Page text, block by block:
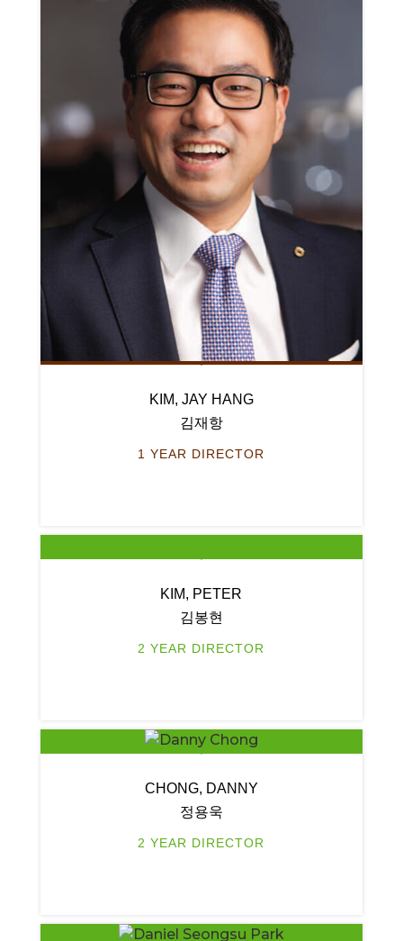
KIM, JAY HANG
김재항
1 YEAR DIRECTOR
KIM, PETER
김봉현
2 YEAR DIRECTOR
CHONG, DANNY
정용욱
2 YEAR DIRECTOR